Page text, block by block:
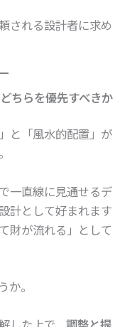
される設計者に求め
ちらを優先すべきか
と「風水的配置」が
一直線に見通せるデ
計として好まれます
財が流れる」として
。